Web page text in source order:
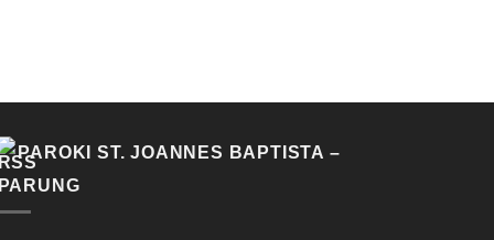
PAROKI ST. JOANNES BAPTISTA –
PARUNG